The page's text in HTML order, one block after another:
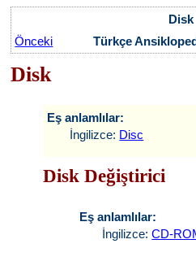
Disk
Önceki
Türkçe
Disk
Eş anlamlılar:
İngilizce: Disc
Disk Değiştirici
Eş anlamlılar:
İngilizce:CD-